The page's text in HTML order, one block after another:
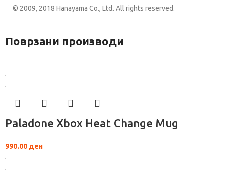
© 2009, 2018 Hanayama Co., Ltd. All rights reserved.
Поврзани производи
Paladone Xbox Heat Change Mug
990.00 ден